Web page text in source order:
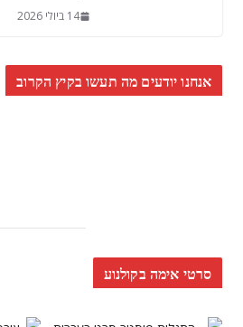
14 ביולי 2026
אנחנו יודעים מה תעשו בקיץ הקרוב
סרטי אימה בקולנוע